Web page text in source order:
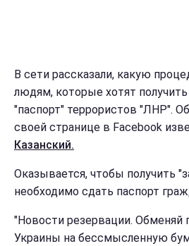
В сети рассказали, какую
людям, которые хотят
"паспорт" террористов "ЛНР".
своей странице в Facebook
Казанский.
Оказывается, чтобы получить
необходимо сдать паспорт
"Новости резервации. Обменяй
Украины на бессмысленную